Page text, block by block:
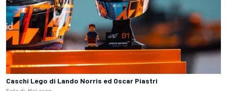
Caschi Lego di Lando Norris ed Oscar Piastri